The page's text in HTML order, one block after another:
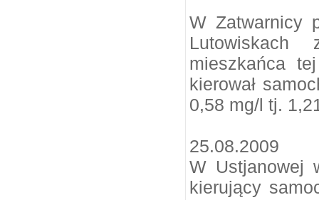
W Zatwarnicy
Lutowiskach
mieszkańca
kierował
0,58 mg/l tj.
25.08.2009
W Ustjanowej
kierujący